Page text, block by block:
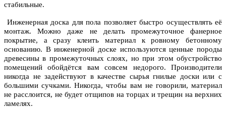
стабильные.
Инженерная доска для пола позволяет быстро осуществлять её
монтаж. Можно даже не делать промежуточное фанерное
покрытие, а сразу клеить материал к ровному бетонному
основанию. В инженерной доске используются ценные породы
древесины в промежуточных слоях, но при этом обустройство
помещений обойдётся вам совсем недорого. Производители
никогда не задействуют в качестве сырья гнилые доски или с
большими сучками. Никогда, чтобы вам не говорили, материал
не расслоится, не будет отщипов на торцах и трещин на верхних
ламелях.